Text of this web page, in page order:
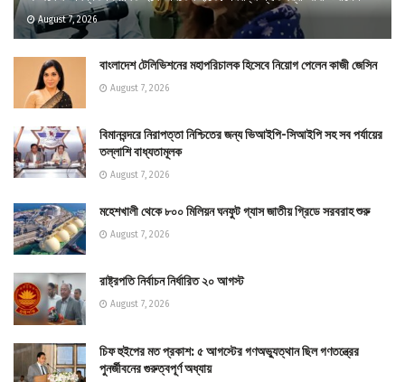
August 7, 2026
বাংলাদেশ টেলিভিশনের মহাপরিচালক হিসেবে নিয়োগ পেলেন কাজী জেসিন
August 7, 2026
বিমানবন্দরে নিরাপত্তা নিশ্চিতের জন্য ভিআইপি-সিআইপি সহ সব পর্যায়ের
তল্লাশি বাধ্যতামূলক
August 7, 2026
মহেশখালী থেকে ৮০০ মিলিয়ন ঘনফুট গ্যাস জাতীয় গ্রিডে সরবরাহ শুরু
August 7, 2026
রাষ্ট্রপতি নির্বাচন নির্ধারিত ২০ আগস্ট
August 7, 2026
চিফ হুইপের মত প্রকাশ: ৫ আগস্টের গণঅভ্যুত্থান ছিল গণতন্ত্রের
পুনর্জীবনের গুরুত্বপূর্ণ অধ্যায়